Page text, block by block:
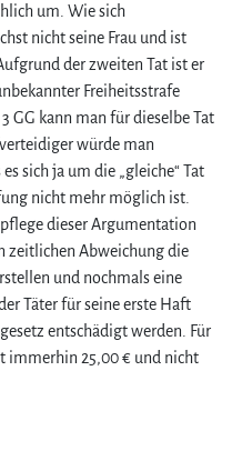
um. Wie sich
nicht seine Frau und ist
der zweiten Tat ist er
Freiheitsstrafe
GG kann man für dieselbe Tat
würde man
sich ja um die „gleiche“ Tat
nicht mehr möglich ist.
dieser Argumentation
zeitlichen Abweichung die
und nochmals eine
Täter für seine erste Haft
entschädigt werden. Für
immerhin 25,00 € und nicht